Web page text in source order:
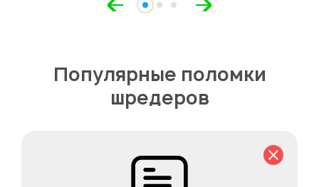
Популярные поломки
шредеров